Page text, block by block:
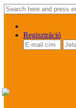
Regisztráció